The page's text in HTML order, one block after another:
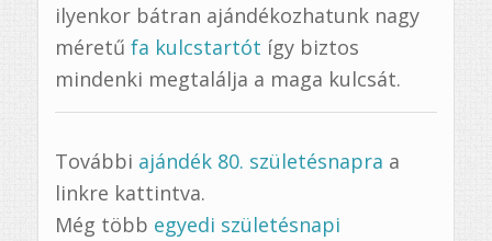
ilyenkor bátran ajándékozhatunk nagy
méretű fa kulcstartót így biztos
mindenki megtalálja a maga kulcsát.
További ajándék 80. születésnapra a
linkre kattintva.
Még több egyedi születésnapi